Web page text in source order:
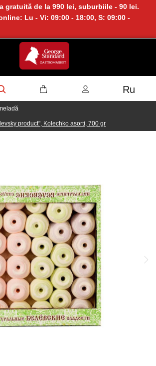
gratuită de la 990 lei, suburbiile - 90 lei.
Lu - Vi: 09:00 - 18:00, S: 09:00 -
Ru
product", Kolechko asorti, 700 gr